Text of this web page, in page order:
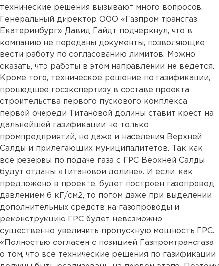
технические решения вызывают много вопросов.
Генеральный директор ООО «Газпром трансгаз
Екатеринбург» Давид Гайдт подчеркнул, что в
компанию не переданы документы, позволяющие
вести работу по согласованию лимитов. Можно
сказать, что работы в этом направлении не ведется.
Кроме того, техническое решение по газификации,
прошедшее госэкспертизу в составе проекта
строительства первого пускового комплекса
первой очереди Титановой долины ставит крест на
дальнейшей газификации не только
промпредприятий, но даже и населения Верхней
Салды и прилегающих муниципалитетов. Так как
все резервы по подаче газа с ГРС Верхней Салды
будут отданы «Титановой долине». И если, как
предложено в проекте, будет построен газопровод
давлением 6 кГ/см2, то потом даже при выделении
дополнительных средств на газопроводы и
реконструкцию ГРС будет невозможно
существенно увеличить пропускную мощность ГРС.
«Полностью согласен с позицией Газпромтрансгаза
о том, что все технические решения по газификации